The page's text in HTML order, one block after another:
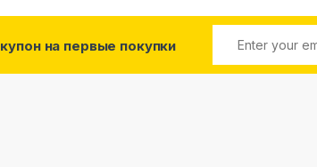
купон на первые покупки